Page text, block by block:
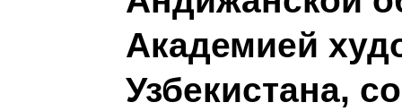
Академией
Узбекистана,